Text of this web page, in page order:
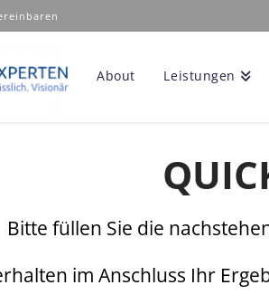
About Leistungen
Bitte füllen Sie die
im Anschluss Ihr